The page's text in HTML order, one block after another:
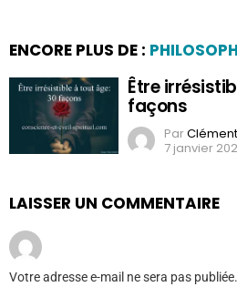
ENCORE PLUS DE :
Être
façons
Par
7 janvier
LAISSER UN COMMENTAIRE
Votre adresse e-mail ne sera pas publiée.